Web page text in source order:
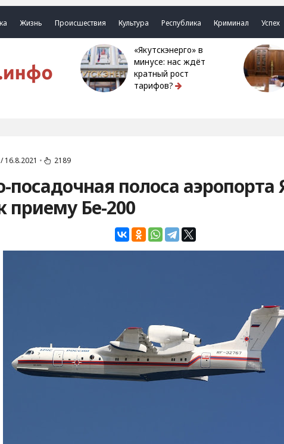
Жизнь Происшествия Культура Республика Криминал Успех
«Якутскэнерго» в
минусе: нас ждёт
кратный рост
тарифов?
16.8.2021 • 2189
посадочная полоса аэропорта
приему Бе-200